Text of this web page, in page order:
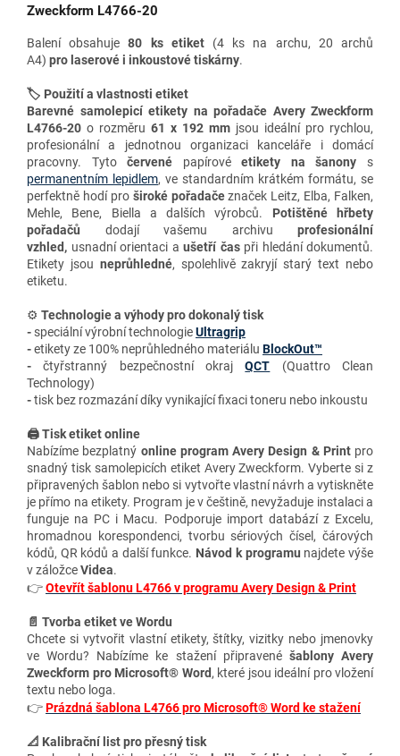
Zweckform L4766-20
Balení obsahuje80 ks etiket(4 ks na archu, 20 archů
A4) pro laserové i inkoustové tiskárny.
🏷️ Použití a vlastnosti etiket
Barevné samolepicí etikety na pořadače Avery Zweckform
L4766-20 o rozměru 61 x 192 mm jsou ideální pro rychlou,
profesionální a jednotnou organizaci kanceláře i domácí
pracovny. Tytočervené papírovéetikety na šanony s
permanentním lepidlem, ve standardním krátkém formátu, se
perfektně hodí pro široké pořadačeznaček Leitz, Elba, Falken,
Mehle, Bene, Biella a dalších výrobců. Potištěné hřbety
pořadačů dodají vašemu archivu profesionální
vzhled, usnadní orientaci a ušetří časpři hledání dokumentů.
Etikety jsou neprůhledné, spolehlivě zakryjí starý text nebo
etiketu.
⚙️ Technologie a výhodypro dokonalý tisk
- speciální výrobní technologieUltragrip
-etikety ze 100% neprůhledného materiálu BlockOut™
-čtyřstranný bezpečnostní okraj QCT
(Quattro Clean
Technology)
-tisk bez rozmazání díky vynikající fixaci toneru nebo inkoustu
🖨️ Tisk etiket online
Nabízíme bezplatný online program Avery Design & Print pro
snadný tisk samolepicích etiket Avery Zweckform. Vyberte si z
připravených šablon nebo si vytvořte vlastní návrh a vytiskněte
je přímo na etikety. Program je v češtině, nevyžaduje instalaci a
funguje na PC i Macu. Podporuje import databází z Excelu,
hromadnou korespondenci, tvorbu sériových čísel, čárových
kódů, QR kódů a další funkce. Návod k programu najdete výše
v záložceVidea.
👉Otevřít šablonu L4766 v programu Avery Design & Print
📄 Tvorba etiket ve Wordu
Chcete si vytvořit vlastní etikety, štítky, vizitky nebo jmenovky
ve Wordu? Nabízíme ke stažení připravené šablony Avery
Zweckform pro Microsoft® Word, které jsou ideální pro vložení
textu nebo loga.
👉Prázdná šablona L4766 pro Microsoft® Word ke stažení
📐 Kalibrační list pro přesný tisk